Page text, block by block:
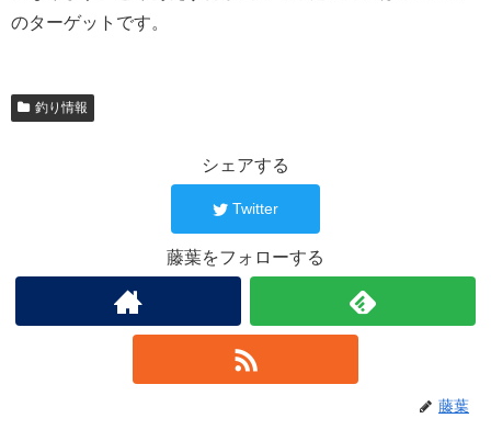
のターゲットです。
釣り情報
シェアする
Twitter
藤葉をフォローする
藤葉